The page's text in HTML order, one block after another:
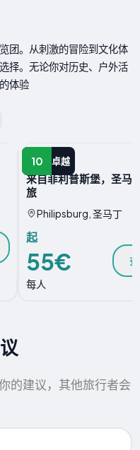
团。从刺激的冒险到文化体
择。无论你对历史、户外活
体验
10 卓越
导赏团
来自菲利普斯堡，圣马
旅
Philipsburg, 圣马丁
起
55€
每人
的建议，其他旅行者会